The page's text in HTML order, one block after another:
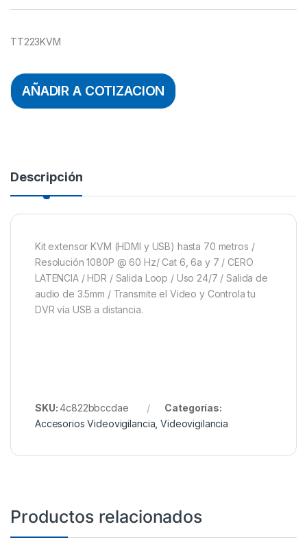
TT223KVM
AÑADIR A COTIZACION
Descripción
Kit extensor KVM (HDMI y USB) hasta 70 metros /
Resolución 1080P @ 60 Hz/ Cat 6, 6a y 7 / CERO
LATENCIA / HDR / Salida Loop / Uso 24/7 / Salida de
audio de 3.5mm / Transmite el Video y Controla tu
DVR vía USB a distancia.
SKU:4c822bbccdae
Categorías:
Accesorios Videovigilancia ,Videovigilancia
Productos relacionados